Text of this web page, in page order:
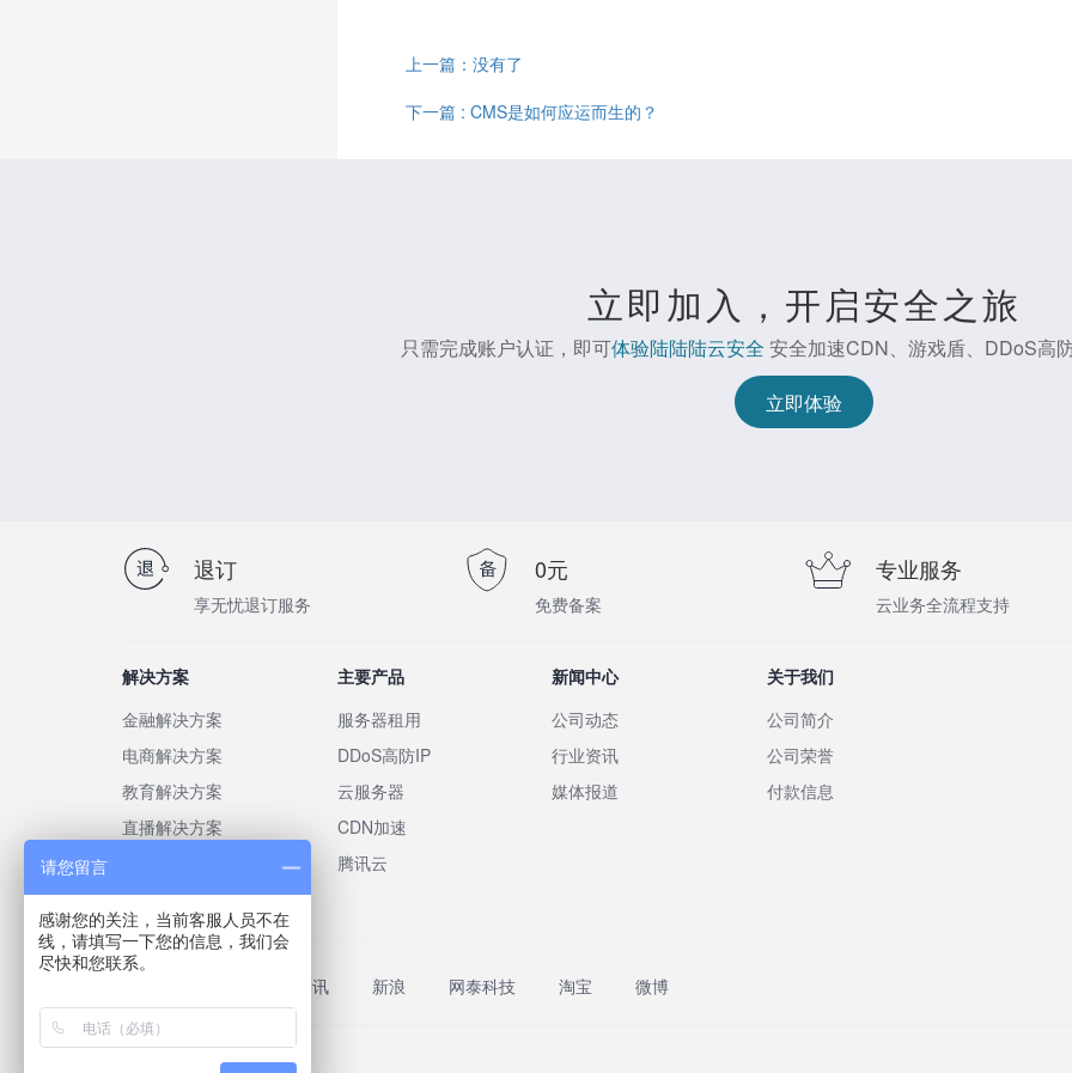
上一篇：没有了
下一篇 : CMS是如何应运而生的？
立即加入，开启安全之旅
只需完成账户认证，即可体验陆陆陆云安全 安全加速CDN、游戏盾、DDoS高
立即体验
退订
享无忧退订服务
0元
免费备案
专业服务
云业务全流程支持
解决方案
金融解决方案
电商解决方案
教育解决方案
直播解决方案
主要产品
服务器租用
DDoS高防IP
云服务器
CDN加速
腾讯云
新闻中心
公司动态
行业资讯
媒体报道
关于我们
公司简介
公司荣誉
付款信息
腾讯 新浪 网泰科技 淘宝 微博
请您留言
感谢您的关注，当前客服人员不在
线，请填写一下您的信息，我们会
尽快和您联系。